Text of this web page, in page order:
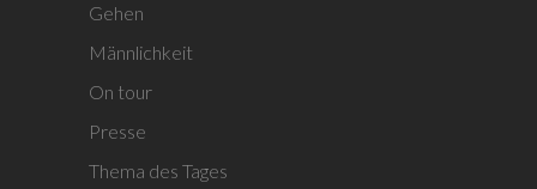
Gehen
Männlichkeit
On tour
Presse
Thema des Tages